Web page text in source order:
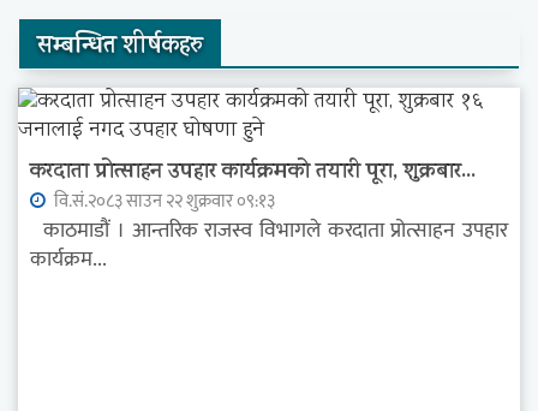
सम्बन्धित शीर्षकहरु
करदाता प्रोत्साहन उपहार कार्यक्रमको तयारी पूरा, शुक्रबार...
वि.सं.२०८३ साउन २२ शुक्रवार ०९:१३
काठमाडौं । आन्तरिक राजस्व विभागले करदाता प्रोत्साहन उपहार
कार्यक्रम...